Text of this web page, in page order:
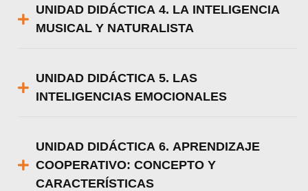
UNIDAD DIDÁCTICA 4. LA INTELIGENCIA
MUSICAL Y NATURALISTA
UNIDAD DIDÁCTICA 5. LAS
INTELIGENCIAS EMOCIONALES
UNIDAD DIDÁCTICA 6. APRENDIZAJE
COOPERATIVO: CONCEPTO Y
CARACTERÍSTICAS
Utilizamos cookies para ofrecerte la mejor
Puedes aprender más sobre qué cookies
Rechazar